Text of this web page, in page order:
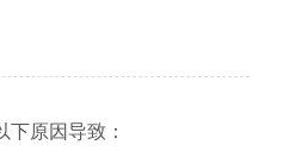
下原因导致：